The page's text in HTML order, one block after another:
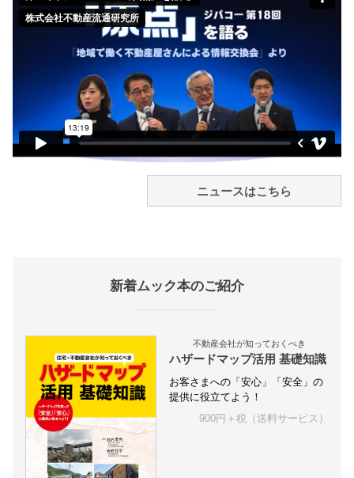
ニュースはこちら
新着ムック本のご紹介
不動産会社が知っておくべき
ハザードマップ活用 基礎知識
お客さまへの「安心」「安全」の
提供に役立てよう！
900円＋税（送料サービス）